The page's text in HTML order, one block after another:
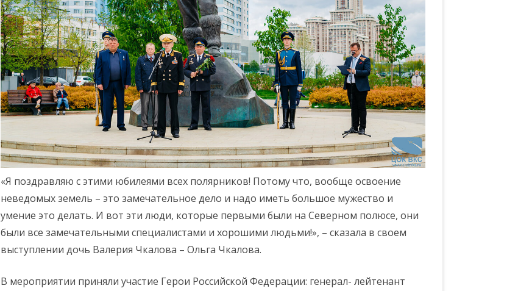
«Я поздравляю с этими юбилеями всех полярников! Потому что, вообще освоение
неведомых земель – это замечательное дело и надо иметь большое мужество и
умение это делать. И вот эти люди, которые первыми были на Северном полюсе, они
были все замечательными специалистами и хорошими людьми!», – сказала в своем
выступлении дочь Валерия Чкалова – Ольга Чкалова.
В мероприятии приняли участие Герои Российской Федерации: генерал- лейтенант